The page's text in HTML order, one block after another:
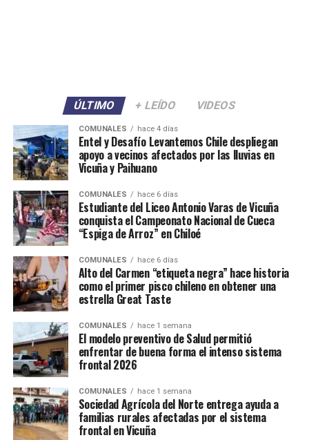
ÚLTIMO + LEÍDO VIDEOS
COMUNALES hace 4 días
Entel y Desafío Levantemos Chile despliegan
apoyo a vecinos afectados por las lluvias en
Vicuña y Paihuano
COMUNALES hace 6 días
Estudiante del Liceo Antonio Varas de Vicuña
conquista el Campeonato Nacional de Cueca
“Espiga de Arroz” en Chiloé
COMUNALES hace 6 días
Alto del Carmen “etiqueta negra” hace historia
como el primer pisco chileno en obtener una
estrella Great Taste
COMUNALES hace 1 semana
El modelo preventivo de Salud permitió
enfrentar de buena forma el intenso sistema
frontal 2026
COMUNALES hace 1 semana
Sociedad Agrícola del Norte entrega ayuda a
familias rurales afectadas por el sistema
frontal en Vicuña